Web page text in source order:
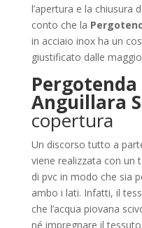
l’apertura e la chiusura
conto che la
in acciaio inox ha un
giustificato dalle
Pergotenda
Anguillara
copertura
Un discorso tutto a
viene realizzata con un
di pvc in modo che sia
ambo i lati. Infatti, il
che l’acqua piovana
né impregnare il